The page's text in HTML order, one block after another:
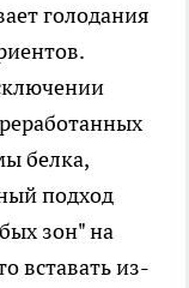
голодания
белка,
подход
зон" на
вставать из-